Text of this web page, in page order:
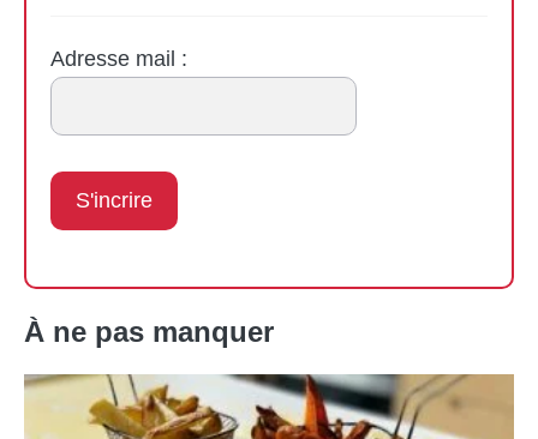
Adresse mail :
À ne pas manquer